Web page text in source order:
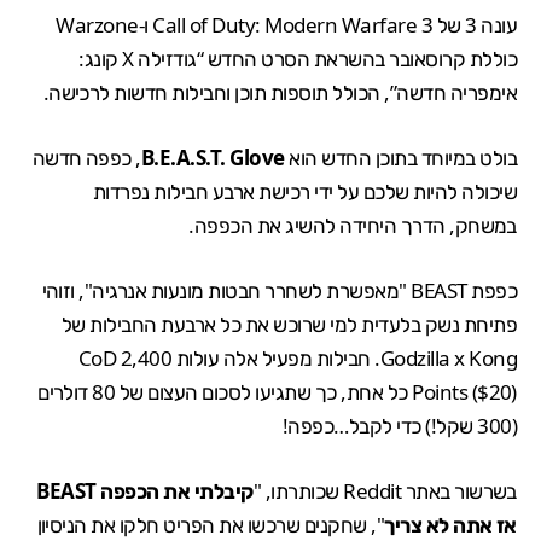
עונה 3 של Call of Duty: Modern Warfare 3 ו-Warzone
כוללת קרוסאובר בהשראת הסרט החדש
“גודזילה X קונג:
אימפריה חדשה”, הכולל תוספות תוכן וחבילות חדשות לרכישה.
בולט במיוחד בתוכן החדש הואB.E.A.S.T. Glove, כפפה חדשה
שיכולה להיות שלכם על ידי רכישת ארבע חבילות נפרדות
במשחק, הדרך היחידה להשיג את הכפפה.
כפפת BEAST "מאפשרת לשחרר חבטות מונעות אנרגיה", וזוהי
פתיחת נשק בלעדית למי שרוכש את כל ארבעת החבילות של
Godzilla x Kong. חבילות מפעיל אלה עולות 2,400 CoD
Points ($20) כל אחת, כך שתגיעו לסכום העצום של 80 דולרים
(300 שקל!) כדי לקבל…כפפה!
בשרשור באתר Reddit שכותרתו, "
קיבלתי את הכפפה BEAST
אז אתה לא צריך", שחקנים שרכשו את הפריט חלקו את הניסיון